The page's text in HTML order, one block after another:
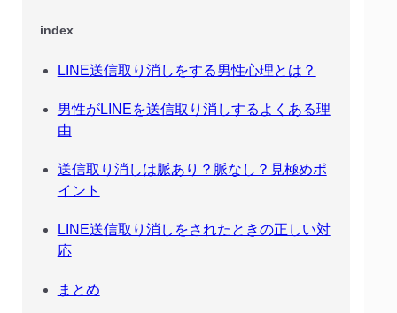
index
LINE送信取り消しをする男性心理とは？
男性がLINEを送信取り消しするよくある理
由
送信取り消しは脈あり？脈なし？見極めポ
イント
LINE送信取り消しをされたときの正しい対
応
まとめ